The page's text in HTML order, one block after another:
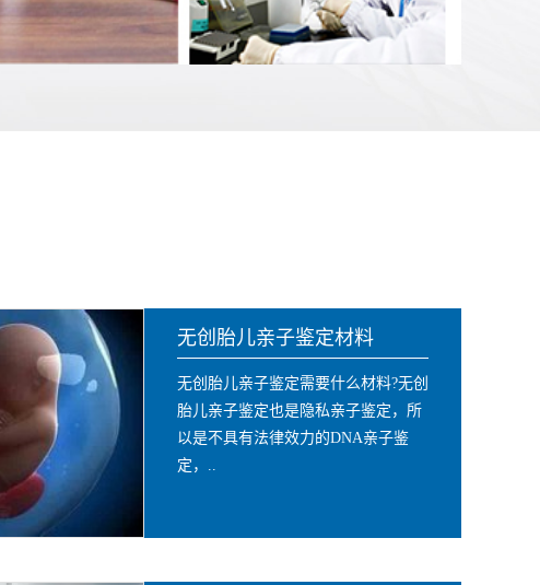
无创胎儿亲子鉴定材料
无创胎儿亲子鉴定需要什么材料?无创
胎儿亲子鉴定也是隐私亲子鉴定，所
以是不具有法律效力的DNA亲子鉴
定，..